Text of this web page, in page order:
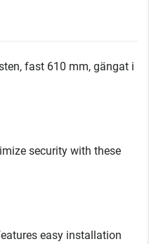
fast 610 mm, gängat i
security with these
easy installation